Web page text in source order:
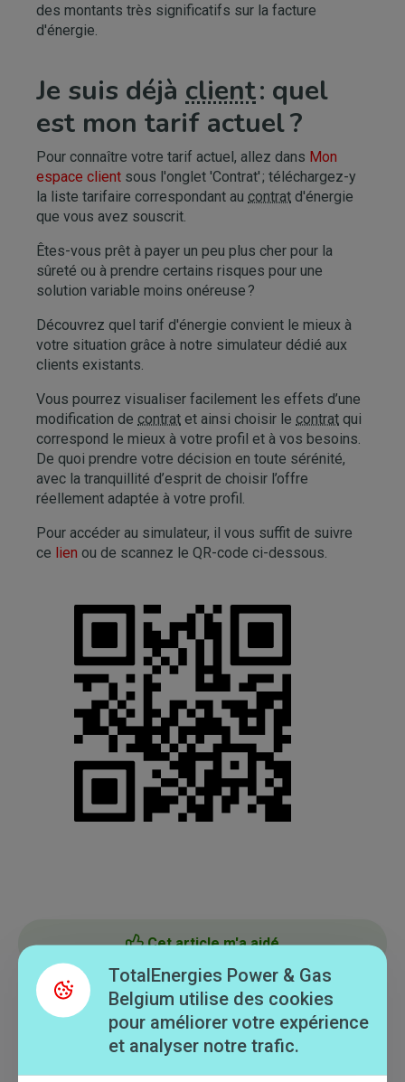
des montants très significatifs sur la facture
d'énergie.
Je suis déjà client: quel
est mon tarif actuel ?
Pour connaître votre tarif actuel, allez dans Mon
espace client sous l'onglet 'Contrat' ; téléchargez-y
la liste tarifaire correspondant au contrat d'énergie
que vous avez souscrit.
Êtes-vous prêt à payer un peu plus cher pour la
sûreté ou à prendre certains risques pour une
solution variable moins onéreuse ?
Découvrez quel tarif d'énergie convient le mieux à
votre situation grâce à notre simulateur dédié aux
clients existants.
Vous pourrez visualiser facilement les effets d’une
modification de contrat et ainsi choisir le contrat qui
correspond le mieux à votre profil et à vos besoins.
De quoi prendre votre décision en toute sérénité,
avec la tranquillité d’esprit de choisir l’offre
réellement adaptée à votre profil.
Pour accéder au simulateur, il vous suffit de suivre
ce lien ou de scannez le QR-code ci-dessous.
Cet article m'a aidé
Cet article ne m'a pas aidé
TotalEnergies Power & Gas
Belgium utilise des cookies
pour améliorer votre expérience
et analyser notre trafic.